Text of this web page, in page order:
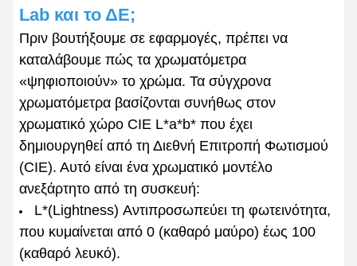
Lab και το ΔE;
Πριν βουτήξουμε σε εφαρμογές, πρέπει να
καταλάβουμε πώς τα χρωματόμετρα
«ψηφιοποιούν» το χρώμα. Τα σύγχρονα
χρωματόμετρα βασίζονται συνήθως στον
χρωματικό χώρο CIE L*a*b* που έχει
δημιουργηθεί από τη Διεθνή Επιτροπή Φωτισμού
(CIE). Αυτό είναι ένα χρωματικό μοντέλο
ανεξάρτητο από τη συσκευή:
L*(Lightness) Αντιπροσωπεύει τη φωτεινότητα,
που κυμαίνεται από 0 (καθαρό μαύρο) έως 100
(καθαρό λευκό).